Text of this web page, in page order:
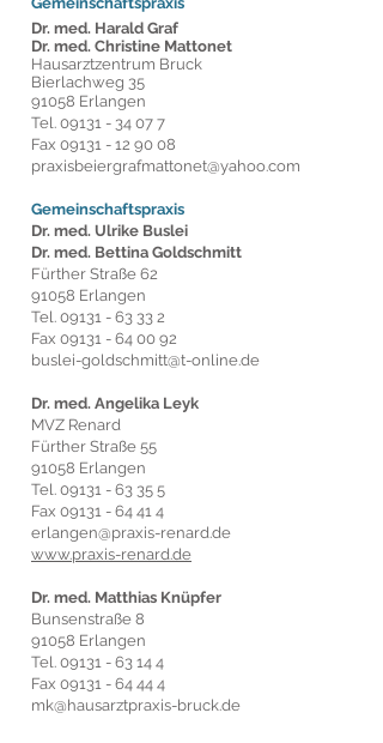
Dr. med. Harald Graf
Dr. med. Christine Mattonet
Hausarztzentrum Bruck
Bierlachweg 35
91058 Erlangen
Tel. 09131 - 34 07 7
Fax 09131 - 12 90 08
praxisbeiergrafmattonet@yahoo.com
Gemeinschaftspraxis
Dr. med. Ulrike Buslei
Dr. med. Bettina Goldschmitt
Fürther Straße 62
91058 Erlangen
Tel. 09131 - 63 33 2
Fax 09131 - 64 00 92
buslei-goldschmitt@t-online.de
Dr. med. Angelika Leyk
MVZ Renard
Fürther Straße 55
91058 Erlangen
Tel. 09131 - 63 35 5
Fax 09131 - 64 41 4
erlangen@praxis-renard.de
www.praxis-renard.de
Dr. med. Matthias Knüpfer
Bunsenstraße 8
91058 Erlangen
Tel. 09131 - 63 14 4
Fax 09131 - 64 44 4
mk@hausarztpraxis-bruck.de